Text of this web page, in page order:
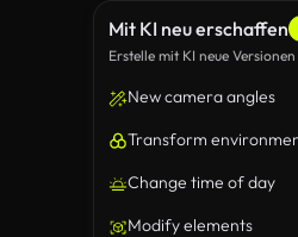
Mit KI neu erschaffen
Erstelle mit KI neue
New camera angles
Transform
Change time of day
Modify elements
der Klang der Wellen die